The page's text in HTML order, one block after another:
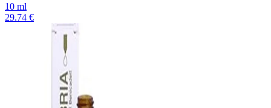
10 ml
29.74 €